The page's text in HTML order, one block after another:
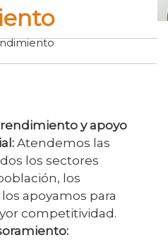
y apoyo
Atendemos las
los sectores
los
apoyamos para
competitividad.